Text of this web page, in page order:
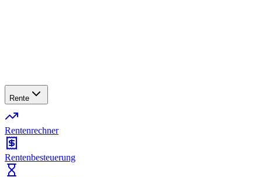
Rente
Rentenrechner
Rentenbesteuerung